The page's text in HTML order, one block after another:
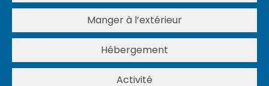
Manger à l’extérieur
Hébergement
Activité